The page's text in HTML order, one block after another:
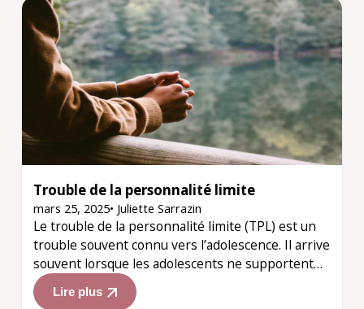
Trouble de la personnalité limite
mars 25, 2025• Juliette Sarrazin
Le trouble de la personnalité limite (TPL) est un
trouble souvent connu vers l’adolescence. Il arrive
souvent lorsque les adolescents ne supportent…
Lire plus